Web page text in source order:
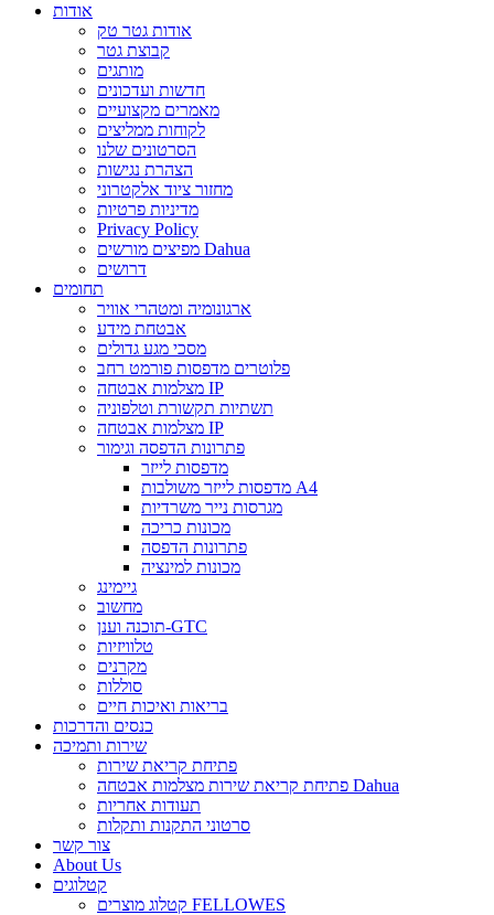
אודות
אודות גטר טק
קבוצת גטר
מותגים
חדשות ועדכונים
מאמרים מקצועיים
לקוחות ממליצים
הסרטונים שלנו
הצהרת נגישות
מחזור ציוד אלקטרוני
מדיניות פרטיות
Privacy Policy
מפיצים מורשים Dahua
דרושים
תחומים
ארגונומיה ומטהרי אוויר
אבטחת מידע
מסכי מגע גדולים
פלוטרים מדפסות פורמט רחב
מצלמות אבטחה IP
תשתיות תקשורת וטלפוניה
מצלמות אבטחה IP
פתרונות הדפסה וגימור
מדפסות לייזר
מדפסות לייזר משולבות A4
מגרסות נייר משרדיות
מכונות כריכה
פתרונות הדפסה
מכונות למינציה
גיימינג
מחשוב
תוכנה וענן-GTC
טלוויזיות
מקרנים
סוללות
בריאות ואיכות חיים
כנסים והדרכות
שירות ותמיכה
פתיחת קריאת שירות
פתיחת קריאת שירות מצלמות אבטחה Dahua
תעודות אחריות
סרטוני התקנות ותקלות
צור קשר
About Us
קטלוגים
קטלוג מוצרים FELLOWES